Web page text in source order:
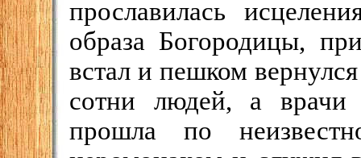
прославилась
образа Богородицы,
встал и пешком
сотни людей, а врачи
прошла по